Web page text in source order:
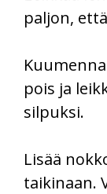
paljon,
pois ja
silpuksi.
Lisää
taikinaan.